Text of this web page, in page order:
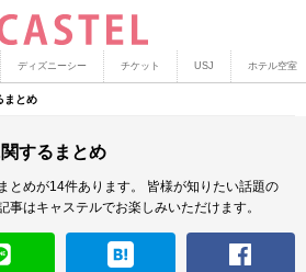
ディズニーシー チケット USJ ホテル空室
まとめ
するまとめ
とめが14件あります。
皆様が知りたい話題の
事はキャステルでお楽しみいただけます。